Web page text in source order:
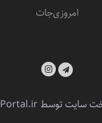
امروزی‌‌جات
سایت توسطPortal.ir